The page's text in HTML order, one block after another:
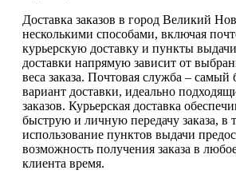
Доставка заказов в город Великий
несколькими способами, включая
курьерскую доставку и пункты
доставки напрямую зависит от
веса заказа. Почтовая служба –
вариант доставки, идеально
заказов. Курьерская доставка
быструю и личную передачу заказа, в
использование пунктов выдачи
возможность получения заказа в
клиента время.